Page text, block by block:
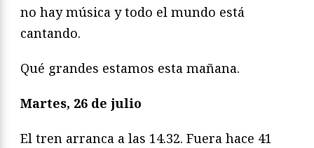
no hay música y todo el mundo está
cantando.
Qué grandes estamos esta mañana.
Martes, 26 de julio
El tren arranca a las 14.32. Fuera hace 41